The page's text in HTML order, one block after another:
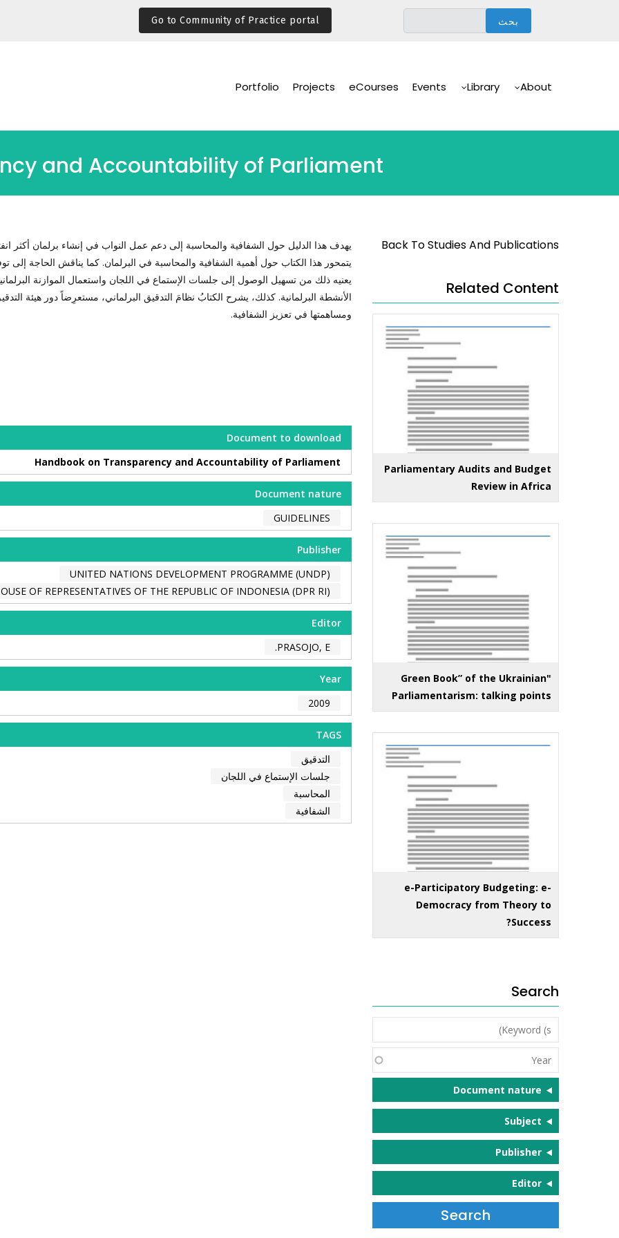
Go to Community of Practice portal
Navigation
About
Library
Events
eCourses
Projects
Portfolio
and Accountability of Parliament
يهدف هذا الدليل حول الشفافية والمحاسبة إلى دعم عمل النواب في إنشاء برلمان أكثر
يتمحور هذا الكتاب حول أهمية الشفافية والمحاسبة في البرلمان. كما يناقش الحاجة إلى
يعنيه ذلك من تسهيل الوصول إلى جلسات الإستماع في اللجان واستعمال الموازنة
الأنشطة البرلمانية. كذلك، يشرح الكتابُ نظامَ التدقيق البرلماني، مستعرِضاً دور هيئة التدقيق
ومساهمتها في تعزيز الشفافية.
Document to download
Handbook on Transparency and Accountability of Parliament
Document nature
GUIDELINES
Publisher
UNITED NATIONS DEVELOPMENT PROGRAMME (UNDP)
OF REPRESENTATIVES OF THE REPUBLIC OF INDONESIA (DPR RI)
Editor
PRASOJO, E.
Year
2009
TAGS
التدقيق
جلسات الإستماع في اللجان
المحاسبة
الشفافية
Back To Studies And Publications
Related Content
Parliamentary Audits and Budget
Review in Africa
"Green Book” of the Ukrainian
Parliamentarism: talking points
e-Participatory Budgeting: e-
Democracy from Theory to
Success?
Search
Keyword
(s)
Year
Document nature
Subject
Publisher
Editor